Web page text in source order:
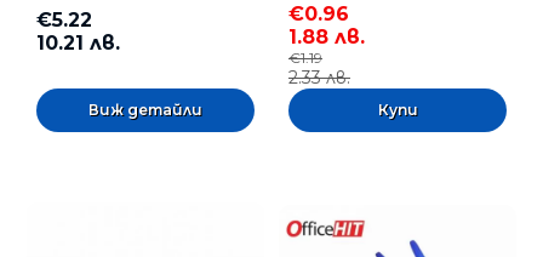
€5.22
10.21 лв.
Виж детайли
€0.96
1.88 лв.
€1.19
2.33 лв.